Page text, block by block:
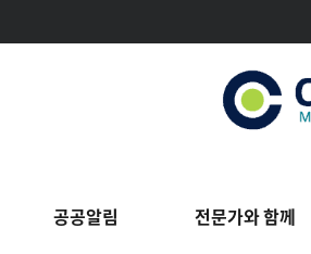
공공알림 전문가와 함께